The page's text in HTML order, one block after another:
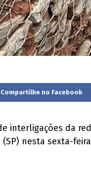
Compartilhe no Facebook
interligações da
nesta sexta-